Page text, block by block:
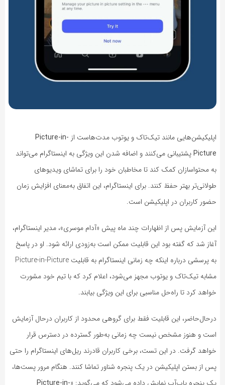
اپلیکیشن‌هایی مانند تیک‌تاک و یوتوب مدت‌هاست از Picture-in-
Pictureپشتیبانی می‌کنند و اضافه شدن این ویژگی به اینستاگرام می‌تواند
به محتواسازان کمک کند تا مخاطبان خود را برای تماشای ویدیوهای
طولانی‌تر بهتر حفظ کنند. برای اینستاگرام، این اتفاق به‌معنای افزایش زمان
حضور کاربران در اپلیکیشن است.
این آزمایش پس از اظهارات چند ماه پیش «آدام موسری»، مدیر اینستاگرام،
آغاز شد که گفته بود این قابلیت ممکن است به‌زودی ارائه شود. او در پاسخ
به پرسشی درباره اینکه چه زمانی اینستاگرام به قابلیت Picture-in-Picture
مشابه تیک‌تاک و یوتوب مجهز می‌شود، اعلام کرد که با تیم خود مشورت
خواهد کرد تا راه‌حل مناسبی برای این ویژگی بیابند.
درحال‌حاضر، این قابلیت فقط برای گروهی محدود از کاربران درحال آزمایش
است و هنوز مشخص نیست چه زمانی به‌طور گسترده در دسترس قرار
خواهد گرفت. در این تست، برخی کاربران قادرند ریل‌های اینستاگرام را حتی
پس از بستن اپلیکیشن در یک پنجره شناور تماشا کنند. هنگام مرور پست‌ها،